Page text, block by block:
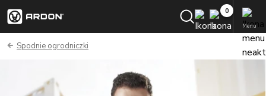
Menu
Spodnie ogrodniczki